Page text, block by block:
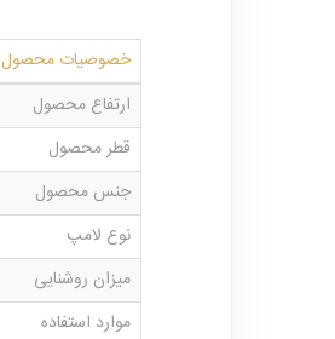
خصوصیات محصول
ارتفاع محصول
قطر محصول
جنس محصول
نوع لامپ
میزان روشنایی
موارد استفاده